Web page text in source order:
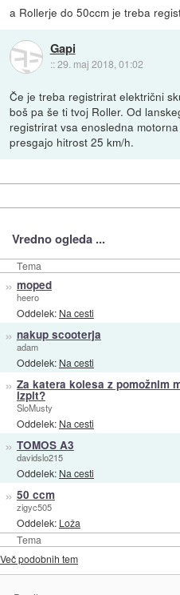
a Rollerje do 50ccm je treba
Gapi
::29. maj 2018, 01:02
Če je treba registrirat električni
boš pa še ti tvoj Roller. Od
registrirat vsa enosledna
presgajo hitrost 25 km/h.
Vredno ogleda ...
Tema
Tema
» moped
heero
Oddelek: Na cesti
» nakup scooterja
adam
Oddelek: Na cesti
» Za katera kolesa z pomožnim
izpit?
SloMusty
Oddelek: Na cesti
» TOMOS A3
davidslo215
Oddelek: Na cesti
» 50 ccm
zigyc505
Oddelek: Loža
Več podobnih tem